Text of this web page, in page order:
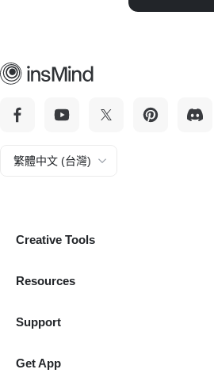
繁體中文 (台灣)
Creative Tools
Resources
Support
Get App